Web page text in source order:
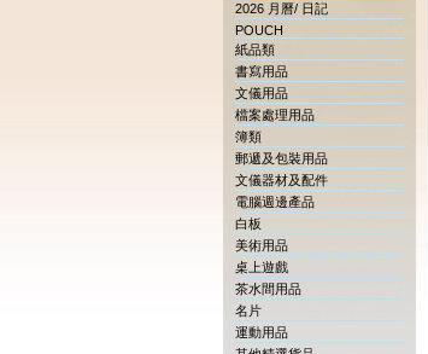
2026 月曆/ 日記
POUCH
紙品類
書寫用品
文儀用品
檔案處理用品
簿類
郵遞及包裝用品
文儀器材及配件
電腦週邊產品
白板
美術用品
桌上遊戲
茶水間用品
名片
運動用品